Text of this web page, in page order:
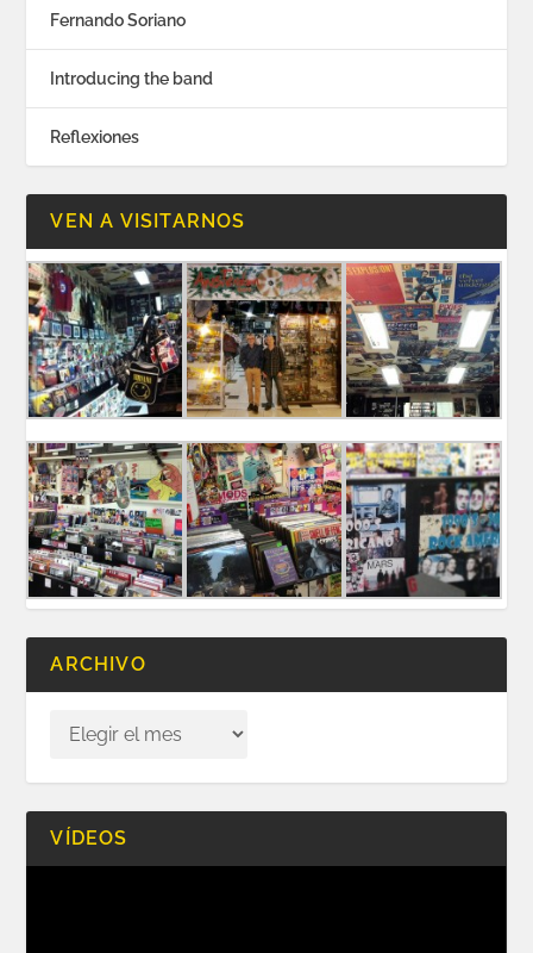
Fernando Soriano
Introducing the band
Reflexiones
VEN A VISITARNOS
ARCHIVO
VÍDEOS